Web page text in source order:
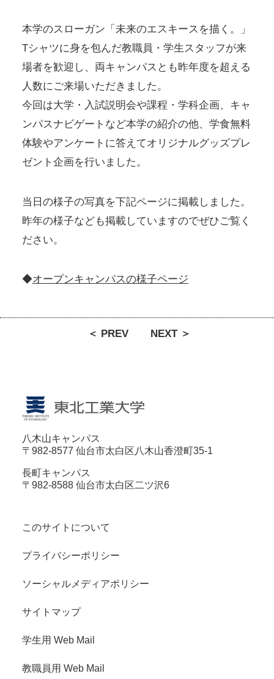
本学のスローガン「未来のエスキースを描く。」
Tシャツに身を包んだ教職員・学生スタッフが来
場者を歓迎し、両キャンパスとも昨年度を超える
人数にご来場いただきました。
今回は大学・入試説明会や課程・学科企画、キャ
ンパスナビゲートなど本学の紹介の他、学食無料
体験やアンケートに答えてオリジナルグッズプレ
ゼント企画を行いました。
当日の様子の写真を下記ページに掲載しました。
昨年の様子なども掲載していますのでぜひご覧く
ださい。
◆オープンキャンパスの様子ページ
＜ PREV NEXT ＞
八木山キャンパス
〒982-8577 仙台市太白区八木山香澄町35-1
長町キャンパス
〒982-8588 仙台市太白区二ツ沢6
このサイトについて
プライバシーポリシー
ソーシャルメディアポリシー
サイトマップ
学生用 Web Mail
教職員用 Web Mail